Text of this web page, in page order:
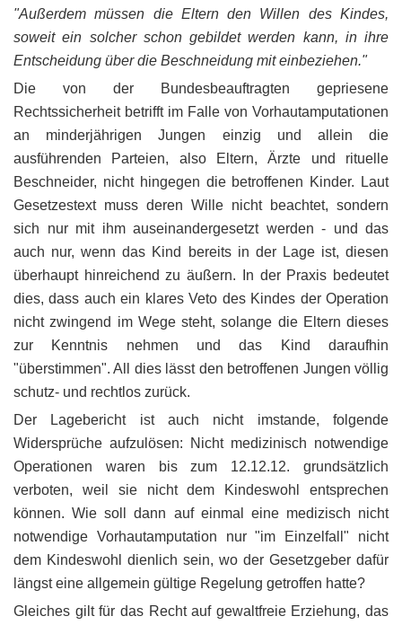
"Außerdem müssen die Eltern den Willen des Kindes,
soweit ein solcher schon gebildet werden kann, in ihre
Entscheidung über die Beschneidung mit einbeziehen."
Die von der Bundesbeauftragten gepriesene
Rechtssicherheit betrifft im Falle von Vorhautamputationen
an minderjährigen Jungen einzig und allein die
ausführenden Parteien, also Eltern, Ärzte und rituelle
Beschneider, nicht hingegen die betroffenen Kinder. Laut
Gesetzestext muss deren Wille nicht beachtet, sondern
sich nur mit ihm auseinandergesetzt werden - und das
auch nur, wenn das Kind bereits in der Lage ist, diesen
überhaupt hinreichend zu äußern. In der Praxis bedeutet
dies, dass auch ein klares Veto des Kindes der Operation
nicht zwingend im Wege steht, solange die Eltern dieses
zur Kenntnis nehmen und das Kind daraufhin
"überstimmen". All dies lässt den betroffenen Jungen völlig
schutz- und rechtlos zurück.
Der Lagebericht ist auch nicht imstande, folgende
Widersprüche aufzulösen: Nicht medizinisch notwendige
Operationen waren bis zum 12.12.12. grundsätzlich
verboten, weil sie nicht dem Kindeswohl entsprechen
können. Wie soll dann auf einmal eine medizisch nicht
notwendige Vorhautamputation nur "im Einzelfall" nicht
dem Kindeswohl dienlich sein, wo der Gesetzgeber dafür
längst eine allgemein gültige Regelung getroffen hatte?
Gleiches gilt für das Recht auf gewaltfreie Erziehung, das